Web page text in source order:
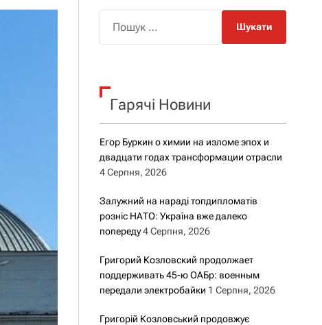
о
у
к
Гарячі Новини
Егор Буркин о химии на изломе эпох и
двадцати годах трансформации отрасли
4 Серпня, 2026
Залужний на нараді топдипломатів
розніс НАТО: Україна вже далеко
попереду 4 Серпня, 2026
Григорий Козловский продолжает
поддерживать 45-ю ОАБр: военным
передали электробайки 1 Серпня, 2026
Григорій Козловський продовжує